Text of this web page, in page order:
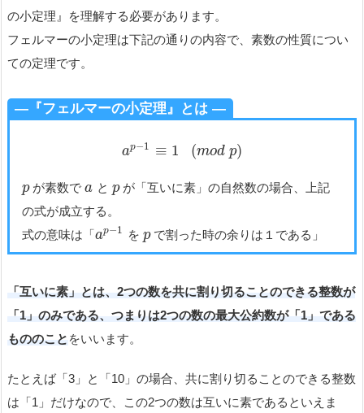
の小定理』を理解する必要があります。
フェルマーの小定理は下記の通りの内容で、素数の性質につい
ての定理です。
―『フェルマーの小定理』とは ―
ap−1 ≡ 1 (mod p)
pが素数でa とpが「互いに素」の自然数の場合、上記
の式が成立する。
式の意味は「ap−1 を pで割った時の余りは１である」
「互いに素」とは、2つの数を共に割り切ることのできる整数が
「1」のみである、つまりは2つの数の最大公約数が「1」である
もののこと をいいます。
たとえば「3」と「10」の場合、共に割り切ることのできる整数
は「1」だけなので、この2つの数は互いに素であるといえま